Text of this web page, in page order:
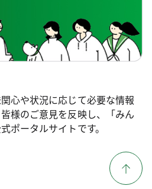
心や状況に応じて必要な情報
様のご意見を反映し、「みん
ポータルサイトです。